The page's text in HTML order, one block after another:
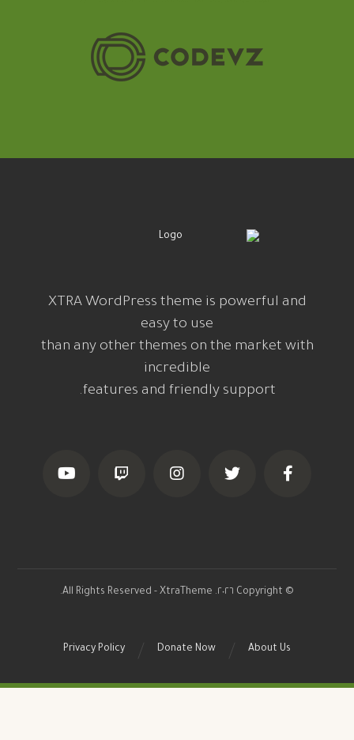
XTRA WordPress theme is powerful and
easy to use
than any other themes on the market with
incredible
features and friendly support.
© Copyright ٢٠٢٦. All Rights Reserved - XtraTheme.
Privacy Policy Donate Now About Us